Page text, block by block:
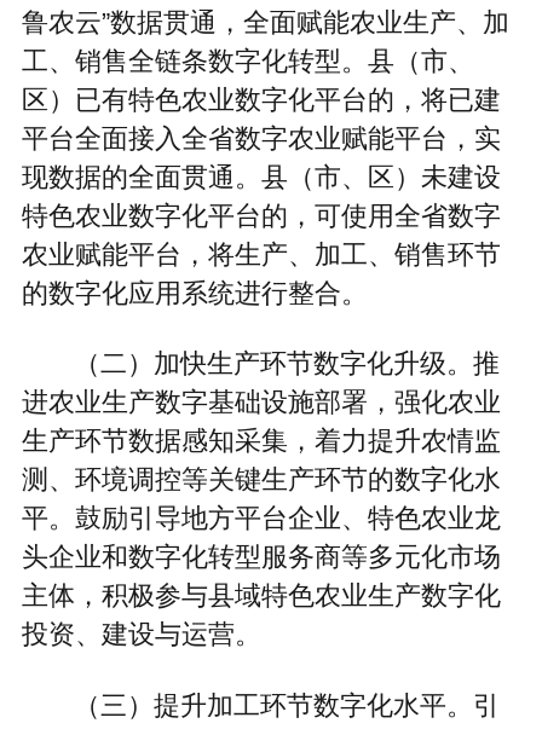
鲁农云”数据贯通，全面赋能农业生产、加
工、销售全链条数字化转型。县（市、
区）已有特色农业数字化平台的，将已建
平台全面接入全省数字农业赋能平台，实
现数据的全面贯通。县（市、区）未建设
特色农业数字化平台的，可使用全省数字
农业赋能平台，将生产、加工、销售环节
的数字化应用系统进行整合。
（二）加快生产环节数字化升级。推
进农业生产数字基础设施部署，强化农业
生产环节数据感知采集，着力提升农情监
测、环境调控等关键生产环节的数字化水
平。鼓励引导地方平台企业、特色农业龙
头企业和数字化转型服务商等多元化市场
主体，积极参与县域特色农业生产数字化
投资、建设与运营。
（三）提升加工环节数字化水平。引